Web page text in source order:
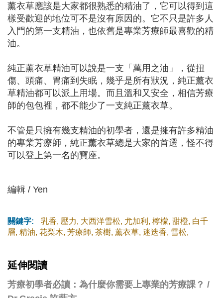
薰衣草應該是大家都很熟悉的精油了，它可以得到這
樣受歡迎的地位可不是沒有原因的。它不只是許多人
入門的第一支精油，也依舊是專業芳療師最喜歡的精
油。
純正薰衣草精油可以說是一支「萬用之油」，從扭
傷、頭痛、胃痛到失眠，幾乎是所有狀況，純正薰衣
草精油都可以派上用場。而且溫和又安全，相信芳療
師的包包裡，都不能少了一支純正薰衣草。
不管是只擁有幾支精油的初學者，還是擁有許多精油
的專業芳療師，純正薰衣草總是大家的首選，怪不得
可以登上第一名的寶座。
編輯 / Yen
關鍵字: 乳香, 壓力, 大西洋雪松, 尤加利 , 檸檬, 甜橙, 白千
層, 精油, 花梨木, 芳療師, 茶樹, 薰衣草, 迷迭香, 雪松,
延伸閱讀
芳療初學者必讀：為什麼你需要上專業的芳療課？ /